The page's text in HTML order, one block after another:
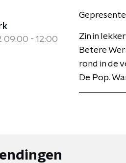
09:00 - 12:00
Zin in
Betere
rond in de
De Pop.